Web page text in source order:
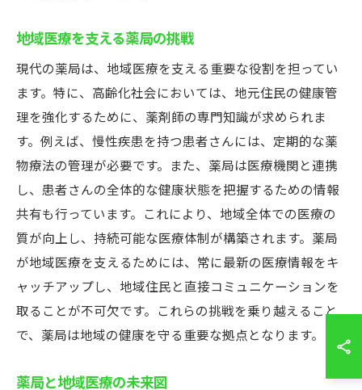
地域医療を支える薬局の挑戦
現代の薬局は、地域医療を支える重要な役割を担ってい
ます。特に、高齢化社会においては、地元住民の健康管
理を強化するために、薬剤師の専門知識が求められま
す。例えば、慢性疾患を持つ患者さんには、定期的な薬
物療法の管理が必要です。また、薬局は医療機関と連携
し、患者さんの全体的な健康状態を把握するための情報
共有も行っています。これにより、地域全体での医療の
質が向上し、持続可能な医療体制が構築されます。薬局
が地域医療を支えるためには、常に最新の医療情報をキ
ャッチアップし、地域住民と直接コミュニケーションを
取ることが不可欠です。これらの挑戦を乗り越えること
で、薬局は地域の健康を守る重要な拠点となります。
薬局と地域医療の未来図